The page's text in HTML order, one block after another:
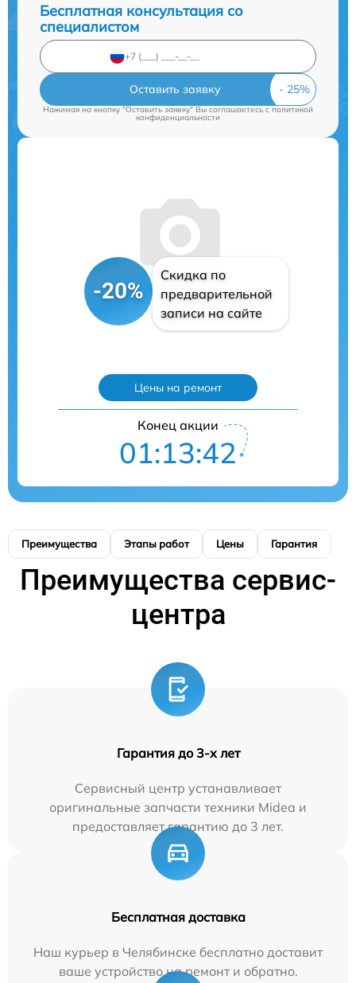
Бесплатная консультация со
специалистом
Оставить заявку
Нажимая на кнопку "Оставить заявку" Вы соглашаетесь cполитикой
конфиденциальности
-20%
Скидка по
предварительной
записи на сайте
Цены на ремонт
Конец акции
01:13:41
Преимущества Этапы работ Цены Гарантия
Преимущества сервис-
центра
Гарантия до 3-х лет
Сервисный центр устанавливает
оригинальные запчасти техники Midea и
предоставляет гарантию до 3 лет.
Бесплатная доставка
Наш курьер в Челябинске бесплатно доставит
ваше устройство на ремонт и обратно.